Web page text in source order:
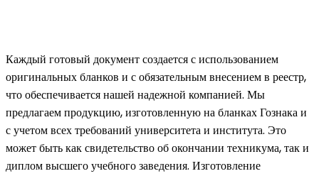
Каждый готовый документ создается с использованием
оригинальных бланков и с обязательным внесением в реестр,
что обеспечивается нашей надежной компанией. Мы
предлагаем продукцию, изготовленную на бланках Гознака и
с учетом всех требований университета и института. Это
может быть как свидетельство об окончании техникума, так и
диплом высшего учебного заведения. Изготовление